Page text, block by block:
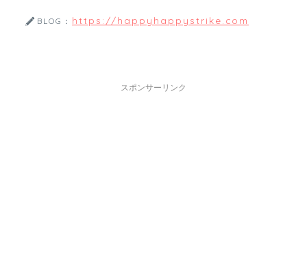
BLOG： https://happyhappystrike.com
スポンサーリンク